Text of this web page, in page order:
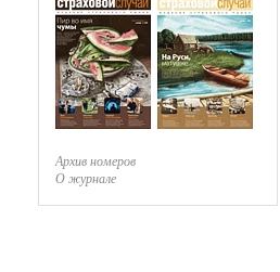
Архив номеров
О журнале